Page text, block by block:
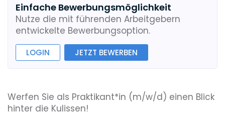
Einfache Bewerbungsmöglichkeit
Nutze die mit führenden Arbeitgebern
entwickelte Bewerbungsoption.
LOGIN JETZT BEWERBEN
Werfen Sie als Praktikant*in (m/w/d) einen Blick
hinter die Kulissen!